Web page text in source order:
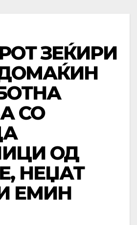
ЗЕЌИРИ
СО
ОД
НЕЏАТ
ЕМИН